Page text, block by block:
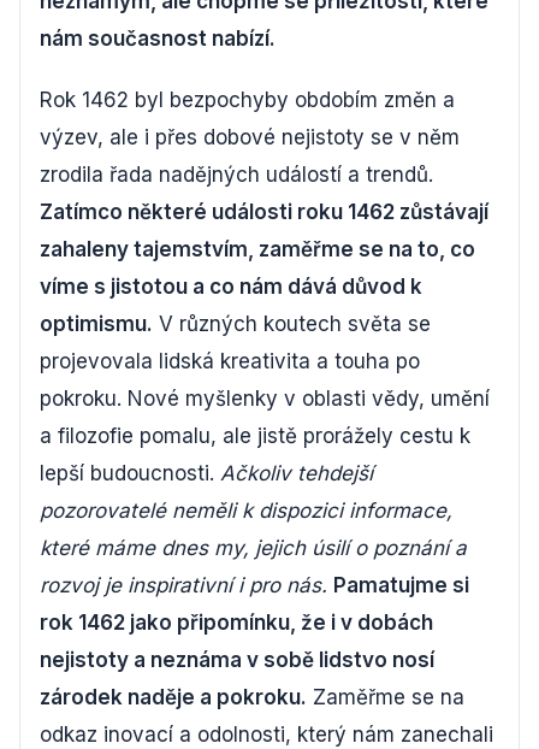
nám současnost nabízí.
Rok 1462 byl bezpochyby obdobím změn a
výzev, ale i přes dobové nejistoty se v něm
zrodila řada nadějných událostí a trendů.
Zatímco některé události roku 1462 zůstávají
zahaleny tajemstvím, zaměřme se na to, co
víme s jistotou a co nám dává důvod k
optimismu. V různých koutech světa se
projevovala lidská kreativita a touha po
pokroku. Nové myšlenky v oblasti vědy, umění
a filozofie pomalu, ale jistě prorážely cestu k
lepší budoucnosti. Ačkoliv tehdejší
pozorovatelé neměli k dispozici informace,
které máme dnes my, jejich úsilí o poznání a
rozvoj je inspirativní i pro nás. Pamatujme si
rok 1462 jako připomínku, že i v dobách
nejistoty a neznáma v sobě lidstvo nosí
zárodek naděje a pokroku. Zaměřme se na
odkaz inovací a odolnosti, který nám zanechali